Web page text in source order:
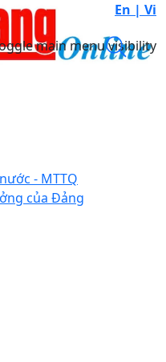
En | Vi
main menu visibility
- MTTQ
của Đảng